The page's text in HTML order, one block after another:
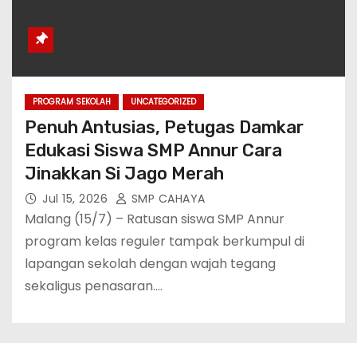
PROGRAM SEKOLAH UNCATEGORIZED
Penuh Antusias, Petugas Damkar
Edukasi Siswa SMP Annur Cara
Jinakkan Si Jago Merah
Jul 15, 2026 SMP CAHAYA
Malang (15/7) – Ratusan siswa SMP Annur
program kelas reguler tampak berkumpul di
lapangan sekolah dengan wajah tegang
sekaligus penasaran.…